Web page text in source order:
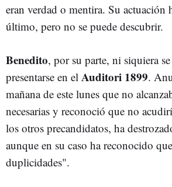
eran verdad o mentira. Su actuación
último, pero no se puede descubrir.
Benedito, por su parte, ni siquiera
presentarse en el Auditori 1899.
mañana de este lunes que no
necesarias y reconoció que no
los otros precandidatos, ha
aunque en su caso ha reconocido
duplicidades".